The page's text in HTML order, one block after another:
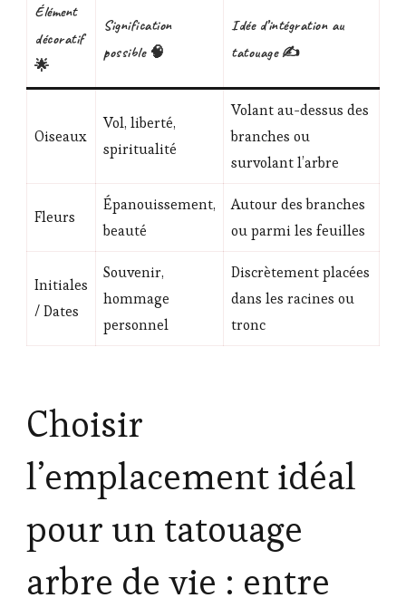
Élément
décoratif
🌟
Signification
possible 🧠
Idée d’intégration au
tatouage ✍️
Oiseaux
Vol, liberté,
spiritualité
Volant au-dessus des
branches ou
survolant l’arbre
Fleurs
Épanouissement,
beauté
Autour des branches
ou parmi les feuilles
Initiales
/ Dates
Souvenir,
hommage
personnel
Discrètement placées
dans les racines ou
tronc
Choisir
l’emplacement idéal
pour un tatouage
arbre de vie : entre